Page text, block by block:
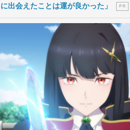
に出会えたことは運が良かった」
P R